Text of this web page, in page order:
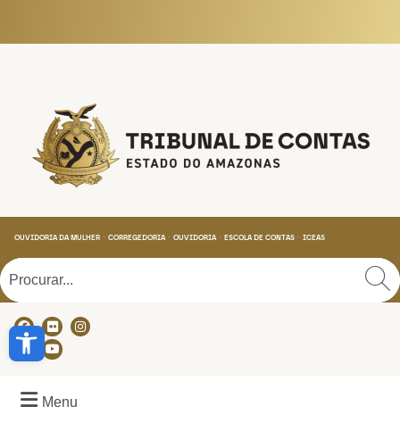
Abrir a barra de ferramentas
OUVIDORIA DA MULHER CORREGEDORIA OUVIDORIA ESCOLA DE CONTAS ICEAS
Menu